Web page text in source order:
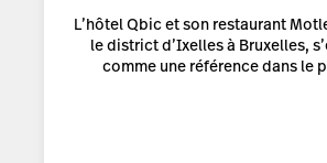
L’hôtel Qbic et son restaurant
le district d’Ixelles à Bruxelles,
comme une référence dans le